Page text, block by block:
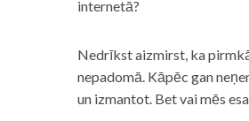
internetā?
Nedrīkst aizmirst, ka
nepadomā. Kāpēc gan
un izmantot. Bet vai mēs